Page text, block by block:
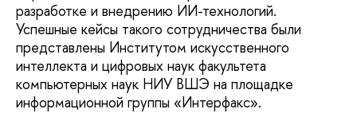
разработке и внедрению ИИ-технологий.
Успешные кейсы такого сотрудничества были
представлены Институтом искусственного
интеллекта и цифровых наук факультета
компьютерных наук НИУ ВШЭ на площадке
информационной группы «Интерфакс».